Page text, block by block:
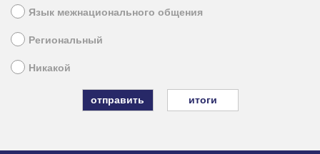
Язык межнационального общения
Региональный
Никакой
итоги